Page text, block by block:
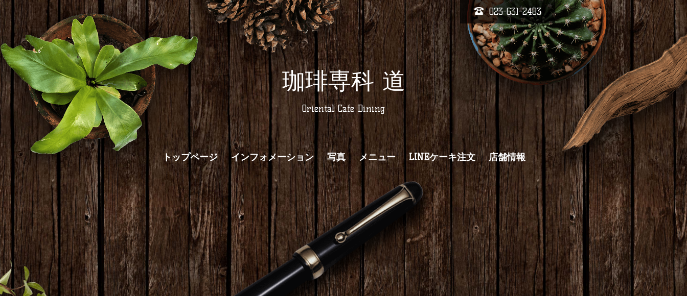
023-631-2483
珈琲専科 道
Oriental Cafe Dining
トップページ インフォメーション 写真 メニュー LINEケーキ注文 店舗情報